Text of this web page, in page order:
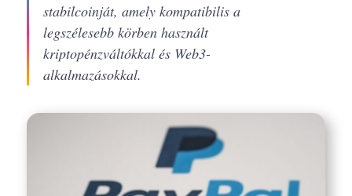
stabilcoinját, amely kompatibilis a
legszélesebb körben használt
kriptopénzváltókkal és Web3-
alkalmazásokkal.